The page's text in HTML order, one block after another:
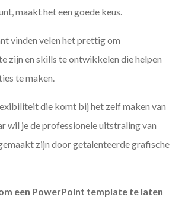
maakt het een goede keus.
vinden velen het prettig om
zijn en skills te ontwikkelen die helpen
te maken.
die komt bij het zelf maken van
wil je de professionele uitstraling van
zijn door getalenteerde grafische
een PowerPoint template te laten